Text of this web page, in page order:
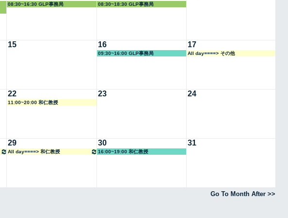
08:30~16:30 GLP事務局 08:30~18:30 GLP事務局
15 16
09:30~16:00 GLP事務局
17
All day====> その他
22
11:00~20:00 和仁教授
23 24
29
All day====> 和仁教授
30
16:00~19:00 和仁教授
31
Go To Month After >>